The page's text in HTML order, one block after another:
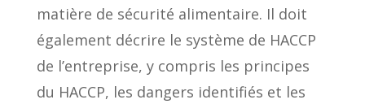
matière de sécurité alimentaire. Il doit
également décrire le système de HACCP
de l’entreprise, y compris les principes
du HACCP, les dangers identifiés et les